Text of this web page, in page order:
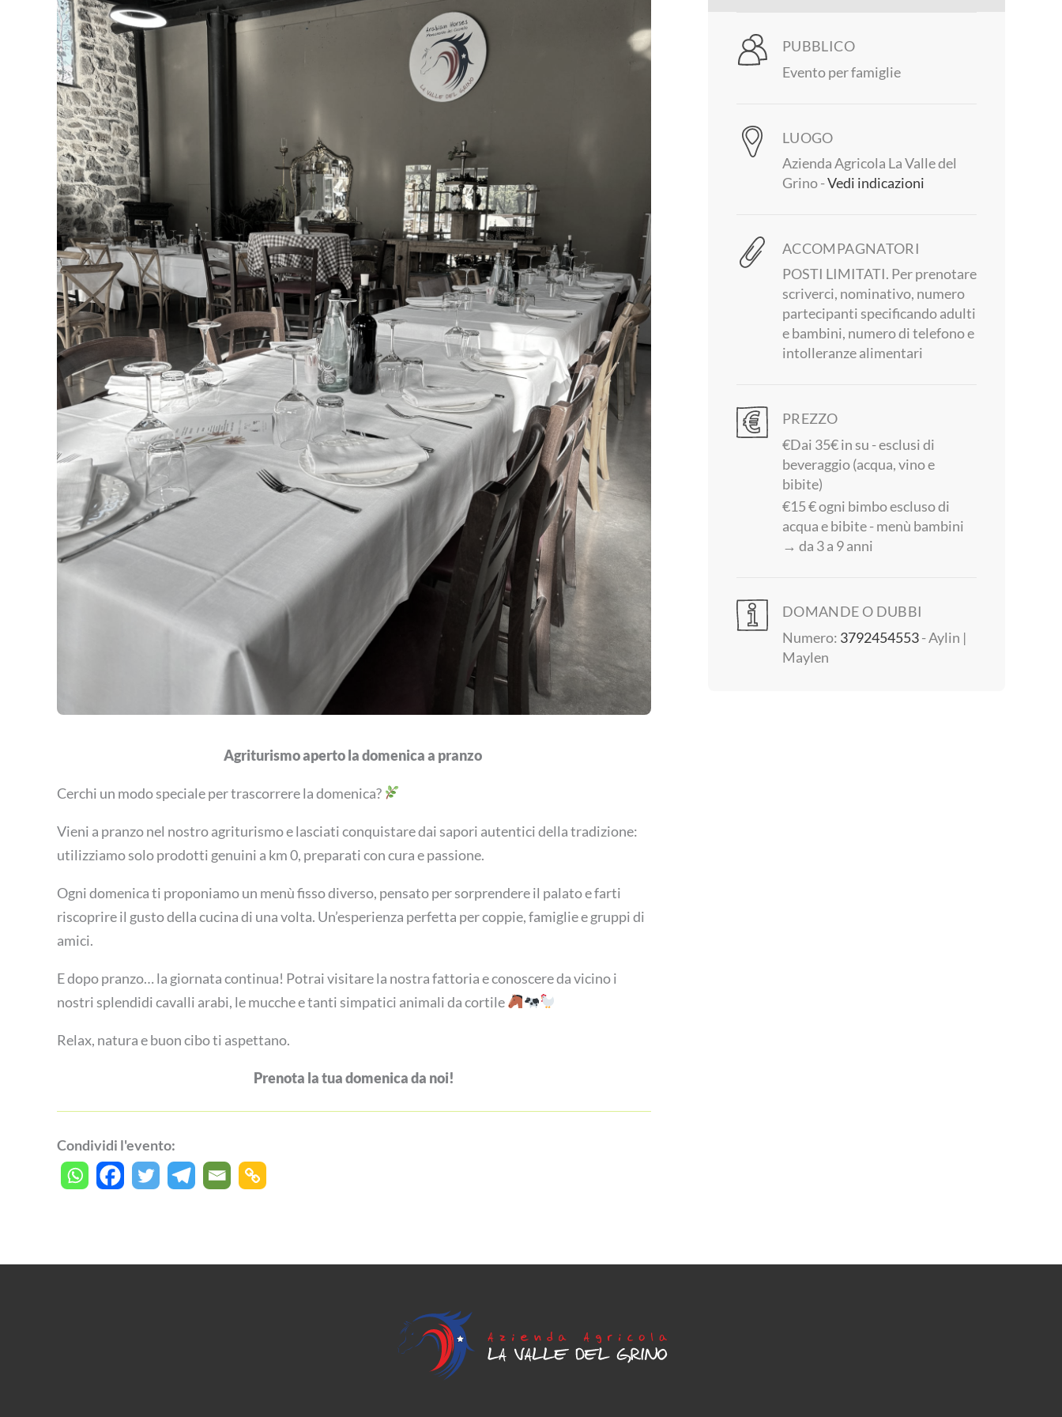
Agriturismo aperto la domenica a pranzo
Cerchi un modo speciale per trascorrere la domenica?
Vieni a pranzo nel nostro agriturismo e lasciati conquistare dai sapori autentici della tradizione:
utilizziamo solo prodotti genuini a km 0, preparati con cura e passione.
Ogni domenica ti proponiamo un menù fisso diverso, pensato per sorprendere il palato e farti
riscoprire il gusto della cucina di una volta. Un’esperienza perfetta per coppie, famiglie e gruppi di
amici.
E dopo pranzo… la giornata continua! Potrai visitare la nostra fattoria e conoscere da vicino i
nostri splendidi cavalli arabi, le mucche e tanti simpatici animali da cortile
Relax, natura e buon cibo ti aspettano.
Prenota la tua domenica da noi!
Condividi l'evento:
PUBBLICO
Evento per famiglie
LUOGO
Azienda Agricola La Valle del
Grino -Vedi indicazioni
ACCOMPAGNATORI
POSTI LIMITATI. Per prenotare
scriverci, nominativo, numero
partecipanti specificando adulti
e bambini, numero di telefono e
intolleranze alimentari
PREZZO
€Dai 35€ in su - esclusi di
beveraggio (acqua, vino e
bibite)
€15 € ogni bimbo escluso di
acqua e bibite - menù bambini
→ da 3 a 9 anni
DOMANDE O DUBBI
Numero: 3792454553- Aylin |
Maylen